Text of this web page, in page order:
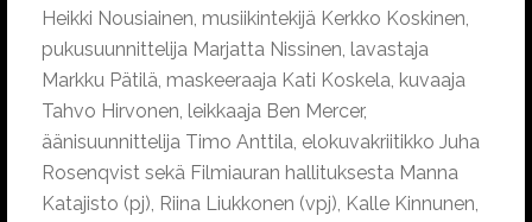
Heikki Nousiainen, musiikintekijä Kerkko Koskinen,
pukusuunnittelija Marjatta Nissinen, lavastaja
Markku Pätilä, maskeeraaja Kati Koskela, kuvaaja
Tahvo Hirvonen, leikkaaja Ben Mercer,
äänisuunnittelija Timo Anttila, elokuvakriitikko Juha
Rosenqvist sekä Filmiauran hallituksesta Manna
Katajisto (pj), Riina Liukkonen (vpj), Kalle Kinnunen,